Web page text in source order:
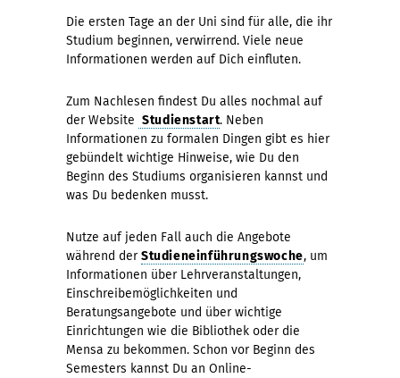
Die ersten Tage an der Uni sind für alle, die ihr
Studium beginnen, verwirrend. Viele neue
Informationen werden auf Dich einfluten.
Zum Nachlesen findest Du alles nochmal auf
der Website Studienstart. Neben
Informationen zu formalen Dingen gibt es hier
gebündelt wichtige Hinweise, wie Du den
Beginn des Studiums organisieren kannst und
was Du bedenken musst.
Nutze auf jeden Fall auch die Angebote
während derStudieneinführungswoche, um
Informationen über Lehrveranstaltungen,
Einschreibemöglichkeiten und
Beratungsangebote und über wichtige
Einrichtungen wie die Bibliothek oder die
Mensa zu bekommen. Schon vor Beginn des
Semesters kannst Du an Online-